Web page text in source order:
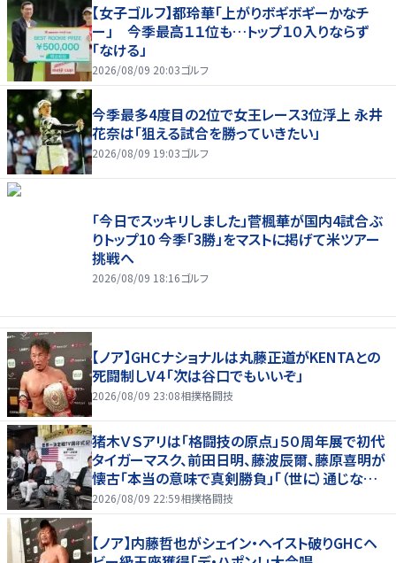
【女子ゴルフ】都玲華「上がりボギボギーかなチ
ー」 今季最高１１位も…トップ１０入りならず
「なける」
2026/08/09 20:03ゴルフ
今季最多4度目の2位で女王レース3位浮上 永井
花奈は「狙える試合を勝っていきたい」
2026/08/09 19:03ゴルフ
「今日でスッキリしました」菅楓華が国内4試合ぶ
りトップ10 今季「3勝」をマストに掲げて米ツアー
挑戦へ
2026/08/09 18:16ゴルフ
【ノア】GHCナショナルは丸藤正道がKENTAとの
死闘制しV４「次は谷口でもいいぞ」
2026/08/09 23:08相撲格闘技
猪木ＶＳアリは「格闘技の原点」５０周年展で初代
タイガーマスク、前田日明、藤波辰爾、藤原喜明が
懐古「本当の意味で真剣勝負」「（世に）通じない
歯がゆさも」
2026/08/09 22:59相撲格闘技
【ノア】内藤哲也がシェイン・ヘイスト破りGHCヘ